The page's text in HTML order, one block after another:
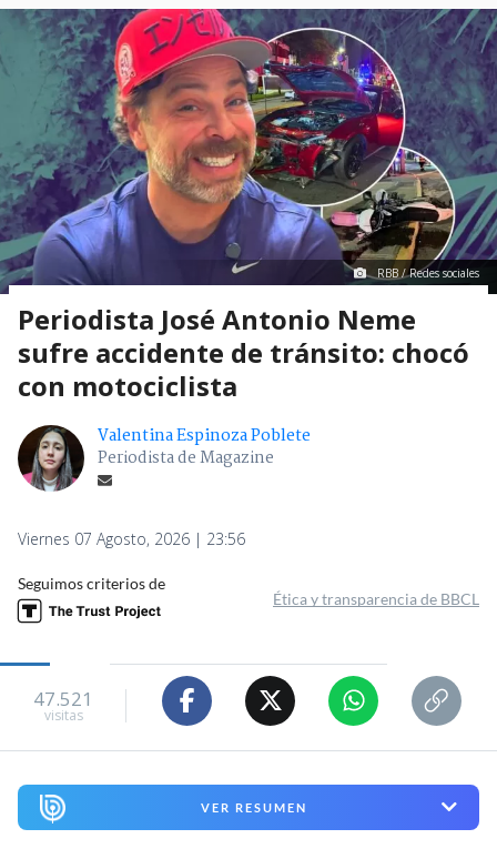
RBB / Redes sociales
Periodista José Antonio Neme
sufre accidente de tránsito: chocó
con motociclista
Valentina Espinoza Poblete
Periodista de Magazine
Viernes 07 Agosto, 2026 | 23:56
Seguimos criterios de
Ética y transparencia de BBCL
47.521
visitas
VER RESUMEN